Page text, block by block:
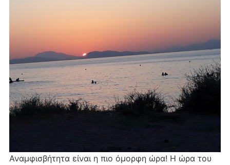
Αναμφισβήτητα είναι η πιο όμορφη ώρα! Η ώρα του